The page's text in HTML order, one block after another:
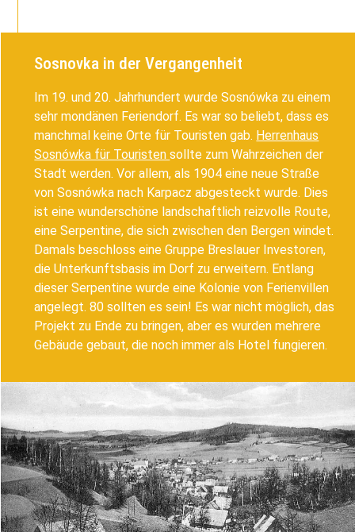
Sosnovka in der Vergangenheit
Im 19. und 20. Jahrhundert wurde Sosnówka zu einem
sehr mondänen Feriendorf. Es war so beliebt, dass es
manchmal keine Orte für Touristen gab. Herrenhaus
Sosnówka für Touristensollte zum Wahrzeichen der
Stadt werden. Vor allem, als 1904 eine neue Straße
von Sosnówka nach Karpacz abgesteckt wurde. Dies
ist eine wunderschöne landschaftlich reizvolle Route,
eine Serpentine, die sich zwischen den Bergen windet.
Damals beschloss eine Gruppe Breslauer Investoren,
die Unterkunftsbasis im Dorf zu erweitern. Entlang
dieser Serpentine wurde eine Kolonie von Ferienvillen
angelegt. 80 sollten es sein! Es war nicht möglich, das
Projekt zu Ende zu bringen, aber es wurden mehrere
Gebäude gebaut, die noch immer als Hotel fungieren.